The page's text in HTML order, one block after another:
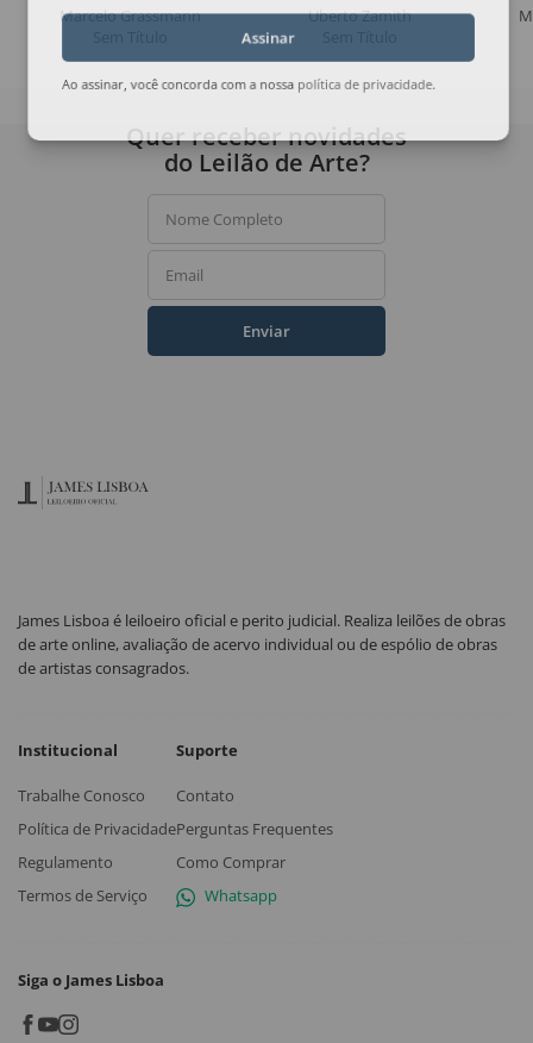
Marcelo Grassmann
Uberto Zamith
Assinar
Ao assinar, você concorda com a nossa política de privacidade
Quer receber novidades
do Leilão de Arte?
Nome Completo
Email
Enviar
James Lisboa é leiloeiro oficial e perito judicial. Realiza leilões de obras
de arte online, avaliação de acervo individual ou de espólio de obras
de artistas consagrados.
Institucional
Trabalhe Conosco
Política de Privacidade
Regulamento
Termos de Serviço
Suporte
Contato
Perguntas Frequentes
Como Comprar
Whatsapp
Siga o James Lisboa